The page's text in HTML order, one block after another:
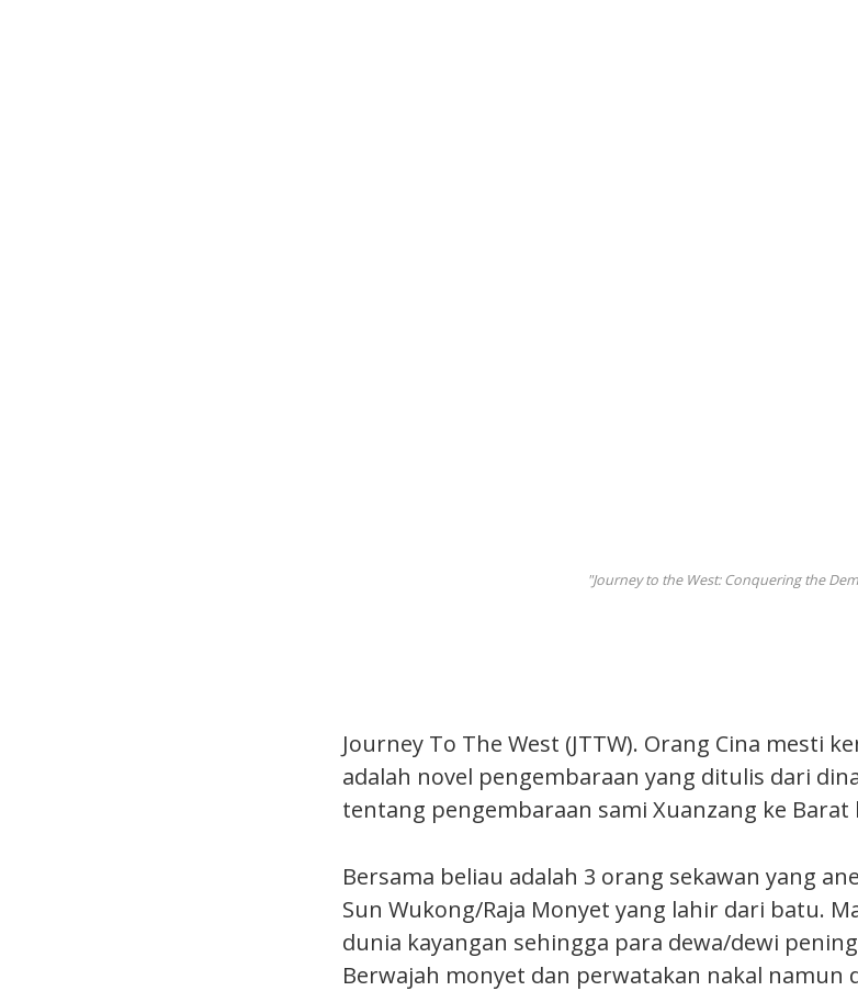
"Journey to the West: Conquering the
Journey To The West (JTTW). Orang Cina mesti
adalah novel pengembaraan yang ditulis dari
tentang pengembaraan sami Xuanzang ke
Bersama beliau adalah 3 orang sekawan yang
Sun Wukong/Raja Monyet yang lahir dari batu.
dunia kayangan sehingga para dewa/dewi
Berwajah monyet dan perwatakan nakal namun